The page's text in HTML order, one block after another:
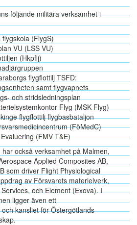
följande militära verksamhet i
(FlygS)
VU (LSS VU)
(Hkpflj)
flygflottilj TSFD:
samt flygvapnets
och stridsledningsplan
Flyg (MSK Flyg)
flygflottilj flygbasbataljon
(FöMedC)
(FMV T&E)
också verksamhet på Malmen,
Applied Composites AB,
som driver Flight Physiological
av Försvarets materielverk,
och Element (Exova). I
ligger även ett
kansliet för Östergötlands